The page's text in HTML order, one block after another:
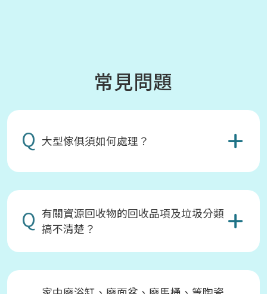
常見問題
Q 大型傢俱須如何處理？
Q 有關資源回收物的回收品項及垃圾分類
搞不清楚？